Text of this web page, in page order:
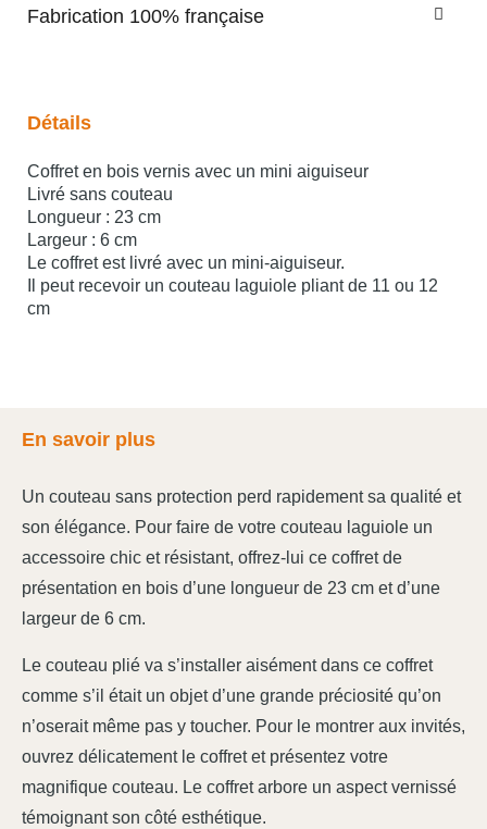
Fabrication 100% française
Détails
Coffret en bois vernis avec un mini aiguiseur
Livré sans couteau
Longueur : 23 cm
Largeur : 6 cm
Le coffret est livré avec un mini-aiguiseur.
Il peut recevoir un couteau laguiole pliant de 11 ou 12
cm
En savoir plus
Un couteau sans protection perd rapidement sa qualité et
son élégance. Pour faire de votre couteau laguiole un
accessoire chic et résistant, offrez-lui ce coffret de
présentation en bois d’une longueur de 23 cm et d’une
largeur de 6 cm.
Le couteau plié va s’installer aisément dans ce coffret
comme s’il était un objet d’une grande préciosité qu’on
n’oserait même pas y toucher. Pour le montrer aux invités,
ouvrez délicatement le coffret et présentez votre
magnifique couteau. Le coffret arbore un aspect vernissé
témoignant son côté esthétique.